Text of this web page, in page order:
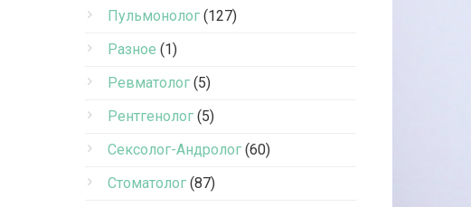
Пульмонолог (127)
Разное (1)
Ревматолог (5)
Рентгенолог (5)
Сексолог-Андролог (60)
Стоматолог (87)